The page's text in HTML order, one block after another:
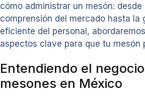
cómo administrar un mesón: desde
comprensión del mercado hasta la
eficiente del personal,
aspectos clave para que tu mesón
Entendiendo el
mesones en México